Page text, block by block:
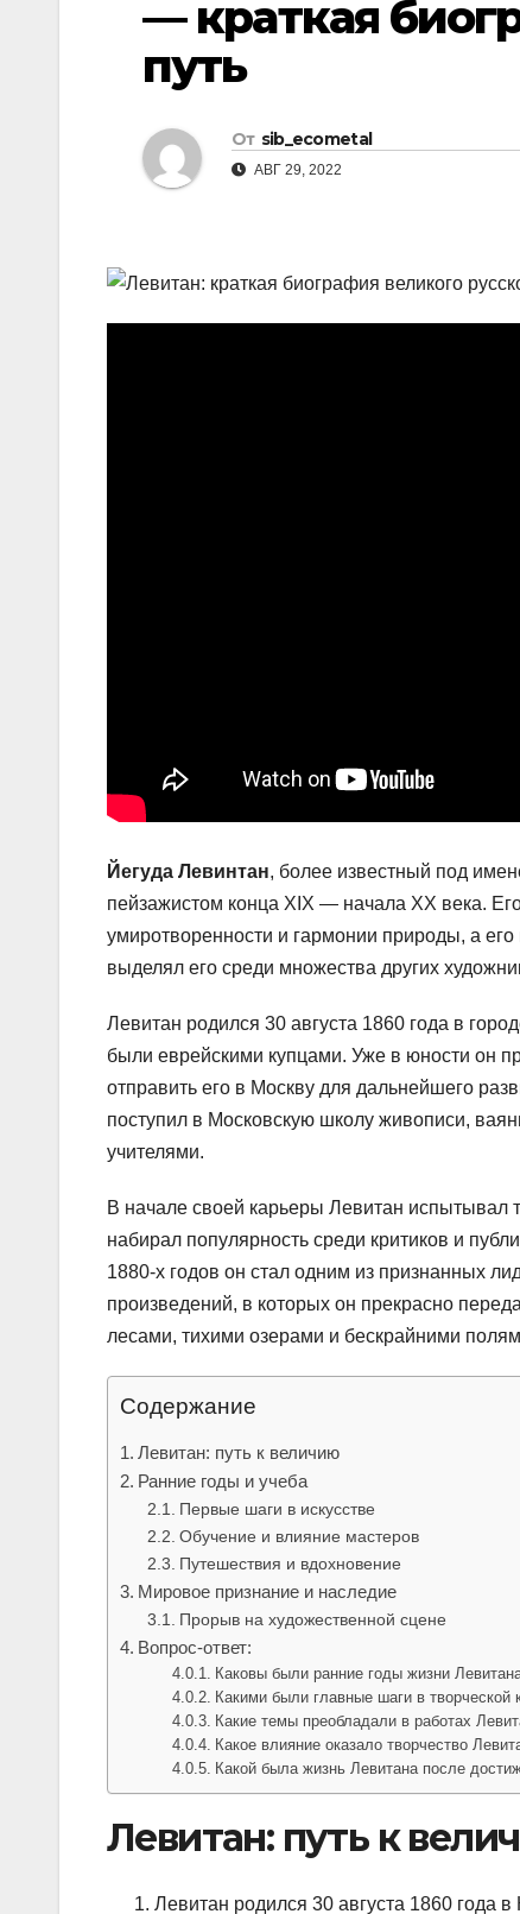
— краткая
путь
От sib_ecometal
АВГ 29, 2022
Йегуда Левинтан, более известный под
пейзажистом конца XIX — начала XX века.
умиротворенности и гармонии природы, а
выделял его среди множества других
Левитан родился 30 августа 1860 года в
были еврейскими купцами. Уже в юности он
отправить его в Москву для дальнейшего
поступил в Московскую школу живописи,
учителями.
В начале своей карьеры Левитан испытывал
набирал популярность среди критиков и
1880-х годов он стал одним из признанных
произведений, в которых он прекрасно
лесами, тихими озерами и бескрайними
Содержание
Левитан: путь к величию
Ранние годы и учеба
Первые шаги в искусстве
Обучение и влияние мастеров
Путешествия и вдохновение
Мировое признание и наследие
Прорыв на художественной сцене
Вопрос-ответ:
Каковы были ранние годы жизни
Какими были главные шаги в творческой
Какие темы преобладали в работах
Какое влияние оказало творчество
Какой была жизнь Левитана после
Левитан: путь к
Левитан родился 30 августа 1860 года